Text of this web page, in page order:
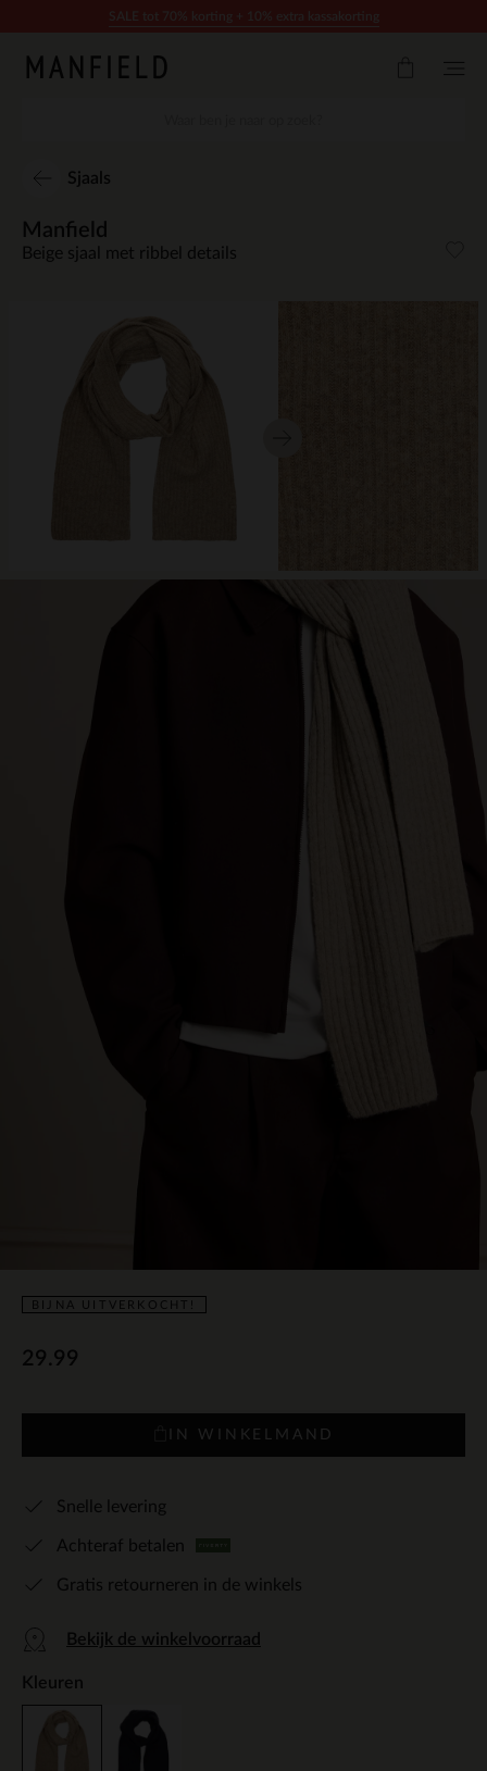
Sjaals
BIJNA UITVERKOCHT!
Manfield
Beige sjaal met ribbel details
29.99
IN WINKELMAND
Snelle levering
Achteraf betalen
Gratis retourneren in de winkels
Bekijk de winkelvoorraad
Kleuren